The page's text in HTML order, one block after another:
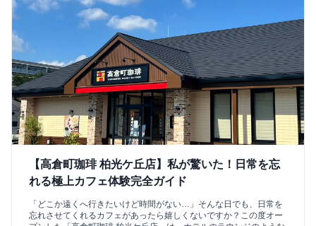
【高倉町珈琲 柏光ケ丘店】私が驚いた！日常を忘
れる極上カフェ体験完全ガイド
「どこか遠くへ行きたいけど時間がない…」そんな日でも、日常を
忘れさせてくれるカフェがあったら嬉しくないですか？この度オー